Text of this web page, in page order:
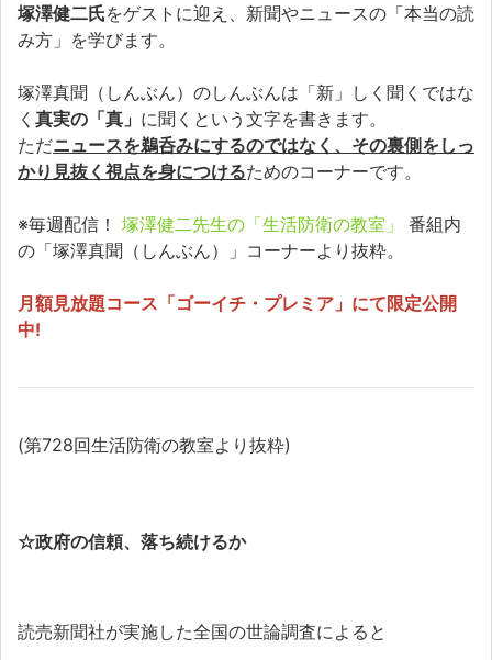
塚澤健二氏をゲストに迎え、新聞やニュースの「本当の読
み方」を学びます。
塚澤真聞（しんぶん）のしんぶんは「新」しく聞くではな
く 真実の「真」 に聞くという文字を書きます。
ただニュースを鵜呑みにするのではなく、その裏側をしっ
かり見抜く視点を身につけるためのコーナーです。
※毎週配信！ 塚澤健二先生の「生活防衛の教室」
番組内
の「塚澤真聞（しんぶん）」コーナーより抜粋。
月額見放題コース「ゴーイチ・プレミア」にて限定公開
中!
(第728回生活防衛の教室より抜粋)
☆政府の信頼、落ち続けるか
読売新聞社が実施した全国の世論調査によると